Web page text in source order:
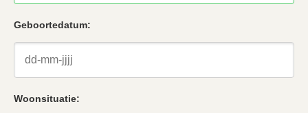
Geboortedatum:
Woonsituatie: